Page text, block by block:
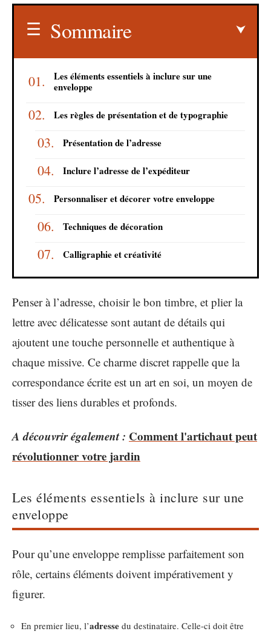
Sommaire
Les éléments essentiels à inclure sur une
enveloppe
Les règles de présentation et de typographie
Présentation de l’adresse
Inclure l’adresse de l’expéditeur
Personnaliser et décorer votre enveloppe
Techniques de décoration
Calligraphie et créativité
Penser à l’adresse, choisir le bon timbre, et plier la
lettre avec délicatesse sont autant de détails qui
ajoutent une touche personnelle et authentique à
chaque missive. Ce charme discret rappelle que la
correspondance écrite est un art en soi, un moyen de
tisser des liens durables et profonds.
A découvrir également : Comment l'artichaut peut
révolutionner votre jardin
Les éléments essentiels à inclure sur une
enveloppe
Pour qu’une enveloppe remplisse parfaitement son
rôle, certains éléments doivent impérativement y
figurer.
En premier lieu, l’adresse du destinataire. Celle-ci doit être